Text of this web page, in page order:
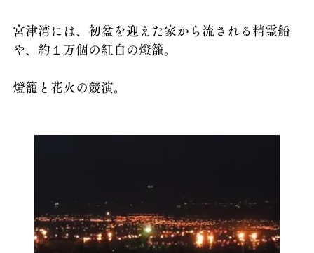
宮津湾には、初盆を迎えた家から流される精霊船
や、約１万個の紅白の燈籠。
燈籠と花火の競演。